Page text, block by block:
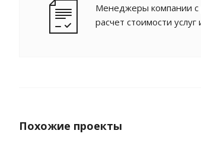
Менеджеры компании с
расчет стоимости
Похожие проекты